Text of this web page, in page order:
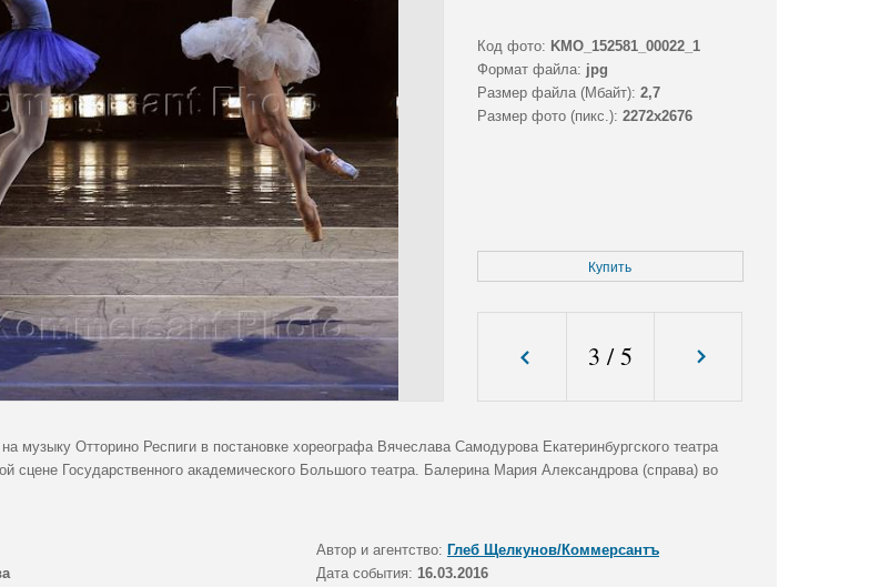
Код фото: KMO_152581_00022_1
Формат файла: jpg
Размер файла (Мбайт): 2,7
Размер фото (пикс.): 2272x2676
Купить
3 /5
музыку Отторино Респиги в постановке хореографа Вячеслава Самодурова Екатеринбургского театра
сцене Государственного академического Большого театра. Балерина Мария Александрова (справа) во
Автор и агентство: Глеб Щелкунов/Коммерсантъ
Дата события: 16.03.2016